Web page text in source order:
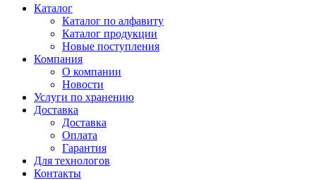
Каталог
Каталог по алфавиту
Каталог продукции
Новые поступления
Компания
О компании
Новости
Услуги по хранению
Доставка
Доставка
Оплата
Гарантия
Для технологов
Контакты